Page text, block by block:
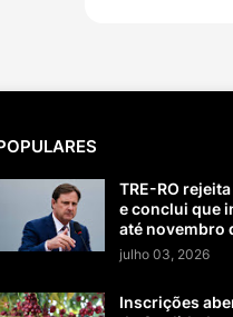
TRE-RO
e conclui que
até novembro
julho 03, 2026
Inscrições